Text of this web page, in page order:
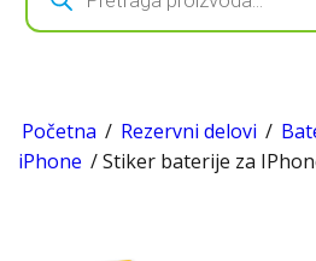
Početna / Rezervni delovi /
iPhone / Stiker baterije za